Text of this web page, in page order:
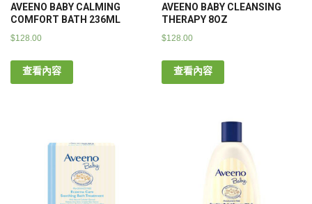
AVEENO BABY CALMING
COMFORT BATH 236ML
$128.00
查看內容
AVEENO BABY CLEANSING
THERAPY 8OZ
$128.00
查看內容